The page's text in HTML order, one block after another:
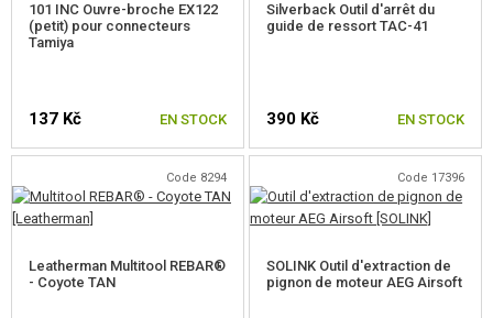
101 INC Ouvre-broche EX122
(petit) pour connecteurs
Tamiya
137 Kč EN STOCK
Silverback Outil d'arrêt du
guide de ressort TAC-41
390 Kč EN STOCK
Code 8294
Leatherman Multitool REBAR®
- Coyote TAN
Code 17396
SOLINK Outil d'extraction de
pignon de moteur AEG Airsoft